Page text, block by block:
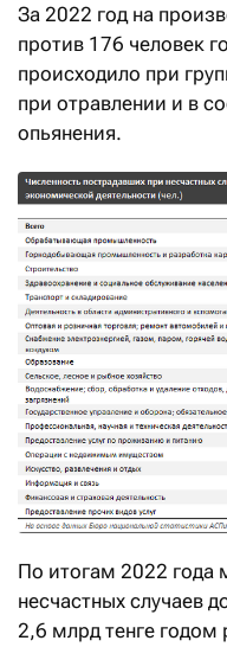
За 2022 год на
против 176 человек
происходило при
при отравлении и в
опьянения.
По итогам 2022 года
несчастных случаев
2,6 млрд тенге годом